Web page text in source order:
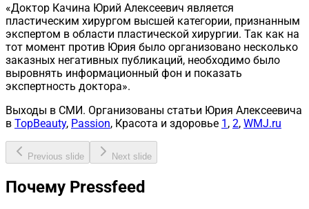
«Доктор Качина Юрий Алексеевич является
пластическим хирургом высшей категории, признанным
экспертом в области пластической хирургии. Так как на
тот момент против Юрия было организовано несколько
заказных негативных публикаций, необходимо было
выровнять информационный фон и показать
экспертность доктора».
Выходы в СМИ. Организованы статьи Юрия Алексеевича
в TopBeauty, Passion, Красота и здоровье 1 , 2, WMJ.ru
Previous slide Next slide
Почему Pressfeed